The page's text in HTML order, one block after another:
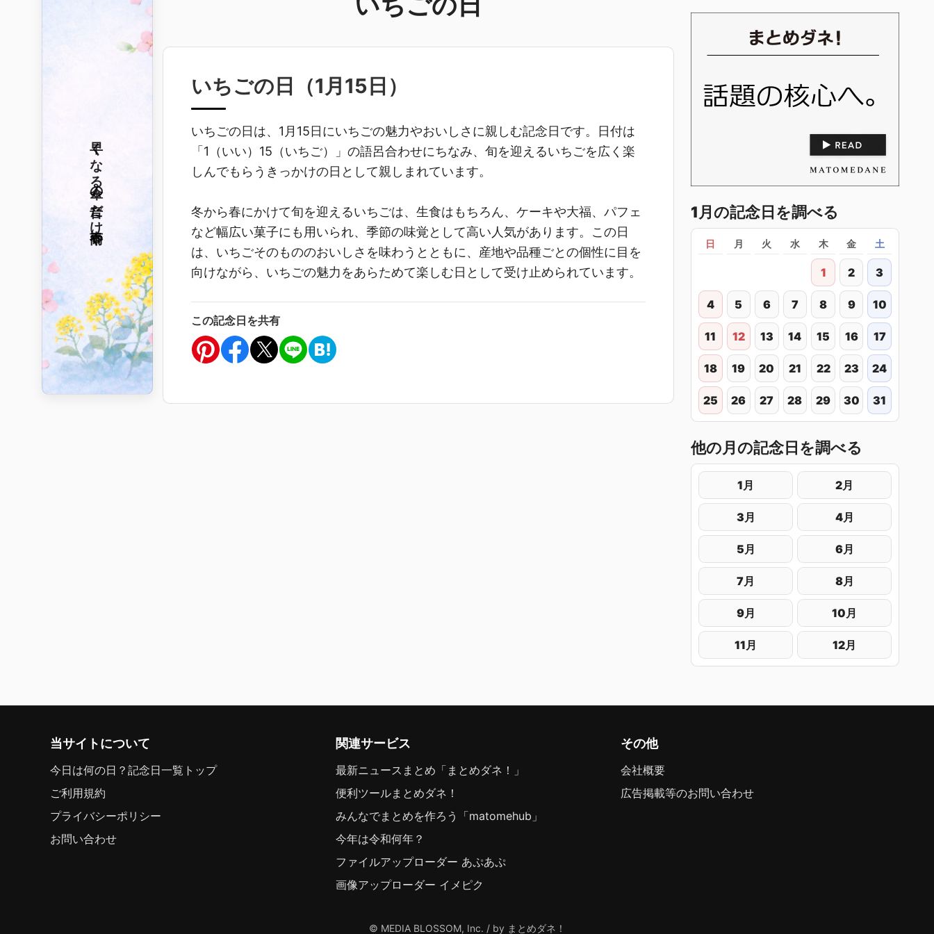
いちごの日（1月15日 ）
いちごの日は、1月15日にいちごの魅力やおいしさに親しむ記念日です。日付は
「1（いい）15（いちご）」の語呂合わせにちなみ、旬を迎えるいちごを広く楽
しんでもらうきっかけの日として親しまれています。
冬から春にかけて旬を迎えるいちごは、生食はもちろん、ケーキや大福、パフェ
など幅広い菓子にも用いられ、季節の味覚として高い人気があります。この日
は、いちごそのもののおいしさを味わうとともに、産地や品種ごとの個性に目を
向けながら、いちごの魅力をあらためて楽しむ日として受け止められています。
この記念日を共有
1月の記念日を調べる
日 月 火 水 木 金 土
1 2 3
4 5 6 7 8 9 10
11 12 13 14 15 16 17
18 19 20 21 22 23 24
25 26 27 28 29 30 31
他の月の記念日を調べる
1月 2月
3月 4月
5月 6月
7月 8月
9月 10月
11月 12月
春雨や
傘の音だけ
早くなる
当サイトについて
今日は何の日？記念日一覧トップ
ご利用規約
プライバシーポリシー
お問い合わせ
関連サービス
最新ニュースまとめ「まとめダネ！」
便利ツールまとめダネ！
みんなでまとめを作ろう「matomehub」
今年は令和何年？
ファイルアップローダー あぷあぷ
画像アップローダー イメピク
その他
会社概要
広告掲載等のお問い合わせ
© MEDIA BLOSSOM, Inc. / by まとめダネ！